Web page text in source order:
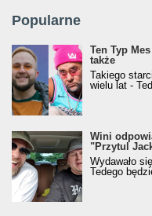
Popularne
Ten Typ
także
Takiego
wielu lat -
Wini
"Przytul
Wydawało
Tedego